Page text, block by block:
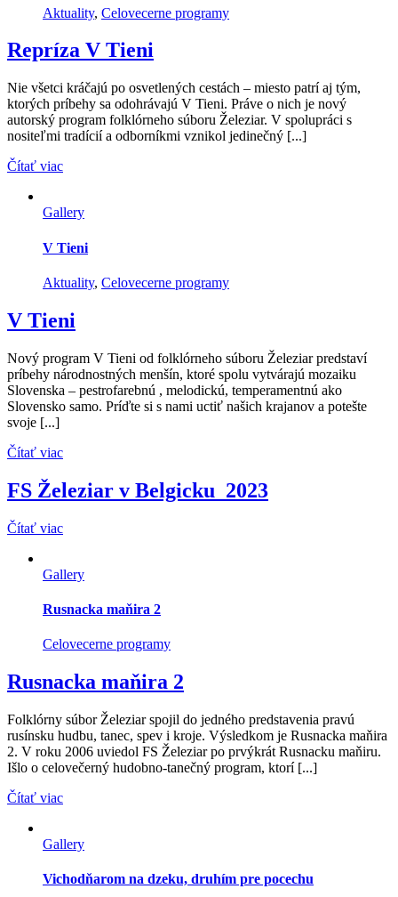
Aktuality, Celovecerne programy
Repríza V Tieni
Nie všetci kráčajú po osvetlených cestách – miesto patrí aj tým,
ktorých príbehy sa odohrávajú V Tieni. Práve o nich je nový
autorský program folklórneho súboru Železiar. V spolupráci s
nositeľmi tradícií a odborníkmi vznikol jedinečný [...]
Čítať viac
Gallery
V Tieni
Aktuality, Celovecerne programy
V Tieni
Nový program V Tieni od folklórneho súboru Železiar predstaví
príbehy národnostných menšín, ktoré spolu vytvárajú mozaiku
Slovenska – pestrofarebnú , melodickú, temperamentnú ako
Slovensko samo. Príďte si s nami uctiť našich krajanov a potešte
svoje [...]
Čítať viac
FS Železiar v Belgicku_2023
Čítať viac
Gallery
Rusnacka maňira 2
Celovecerne programy
Rusnacka maňira 2
Folklórny súbor Železiar spojil do jedného predstavenia pravú
rusínsku hudbu, tanec, spev i kroje. Výsledkom je Rusnacka maňira
2. V roku 2006 uviedol FS Železiar po prvýkrát Rusnacku maňiru.
Išlo o celovečerný hudobno-tanečný program, ktorí [...]
Čítať viac
Gallery
Vichodňarom na dzeku, druhím pre pocechu